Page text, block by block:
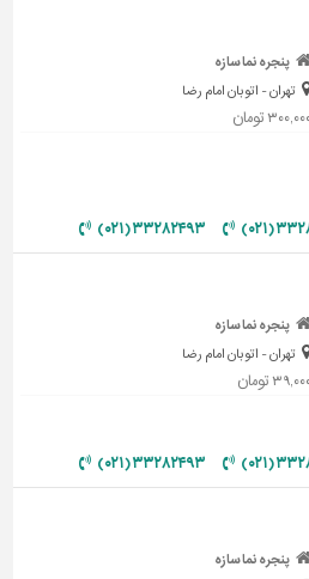
پنجره نما سازه
تهران - اتوبان امام رضا
تومان
(۰۲۱) ۳۳۲۸۲۴۹۳ (۰۲۱)
پنجره نما سازه
تهران - اتوبان امام رضا
تومان
(۰۲۱) ۳۳۲۸۲۴۹۳ (۰۲۱)
پنجره نما سازه